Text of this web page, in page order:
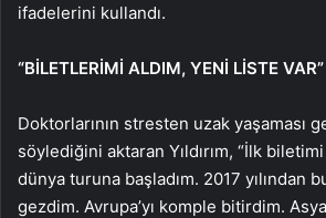
ifadelerini kullandı.
“BİLETLERİMİ ALDIM, YENİ LİSTE VAR”
Doktorlarının stresten uzak yaşaması
söylediğini aktaran Yıldırım, “İlk
dünya turuna başladım. 2017 yılından
gezdim. Avrupa’yı komple bitirdim.